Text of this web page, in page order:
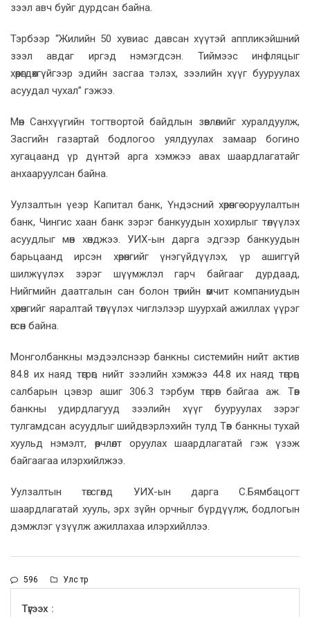
зээл авч буйг дурдсан байна.
Тэрбээр “Жилийн 50 хувиас давсан хүүтэй аппликэйшний
зээл авдаг иргэд нэмэгдсэн. Тиймээс инфляцыг
хөөрөгдөхгүйгээр эдийн засгаа тэлэх, зээлийн хүүг бууруулах
асуудал чухал” гэжээ.
Мөн Санхүүгийн тогтвортой байдлын зөвлөлийг хуралдуулж,
Засгийн газартай бодлогоо уялдуулах замаар богино
хугацаанд үр дүнтэй арга хэмжээ авах шаардлагатайг
анхааруулсан байна.
Уулзалтын үеэр Капитал банк, Үндэсний хөрөнгө оруулалтын
банк, Чингис хаан банк зэрэг банкуудын хохирлыг төлүүлэх
асуудлыг мөн хөнджээ. УИХ-ын дарга эдгээр банкуудын
барьцаанд ирсэн хөрөнгийг үнэгүйдүүлэх, үр ашиггүй
шилжүүлэх зэрэг шүүмжлэл гарч байгааг дурдаад,
Нийгмийн даатгалын сан болон төрийн өмчит компаниудын
хөрөнгийг яаралтай төлүүлэх чиглэлээр шуурхай ажиллах үүрэг
өгсөн байна.
Монголбанкны мэдээлснээр банкны системийн нийт актив
84.8 их наяд төгрөг, нийт зээлийн хэмжээ 44.8 их наяд төгрөг,
салбарын цэвэр ашиг 306.3 тэрбум төгрөг байгаа аж. Төв
банкны удирдлагууд зээлийн хүүг бууруулах зэрэг
тулгамдсан асуудлыг шийдвэрлэхийн тулд Төв банкны тухай
хуульд нэмэлт, өөрчлөлт оруулах шаардлагатай гэж үзэж
байгаагаа илэрхийлжээ.
Уулзалтын төгсгөлд УИХ-ын дарга С.Бямбацогт
шаардлагатай хууль, эрх зүйн орчныг бүрдүүлж, бодлогын
дэмжлэг үзүүлж ажиллахаа илэрхийллээ.
596 Улс төр
Түгээх :